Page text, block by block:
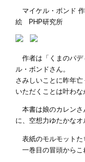
マイケル・ボンド
絵 PHP研究所
作者は「くまのパデ
ル・ボンドさん。
さみしいことに昨年
いただくことは叶わな
本書は娘のカレンさ
に、空想力ゆたかなオ
表紙のモルモットた
一巻目の冒頭からこ